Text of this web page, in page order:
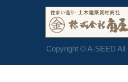
Copyright © A-SEED All